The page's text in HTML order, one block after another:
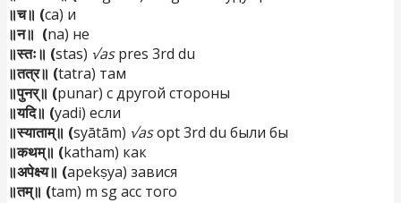
॥च॥ (ca) и
॥न॥ (na) не
॥स्तः॥ (stas) √aspres 3rd du
॥तत्र॥ (tatra) там
॥पुनर्॥ (punar) с другой стороны
॥यदि॥ (yadi) если
॥स्याताम्॥ (syātām) √asopt 3rd du были бы
॥कथम्॥ (katham) как
॥अपेक्ष्य॥ (apekṣya) завися
॥तम्॥ (tam) m sg acc того